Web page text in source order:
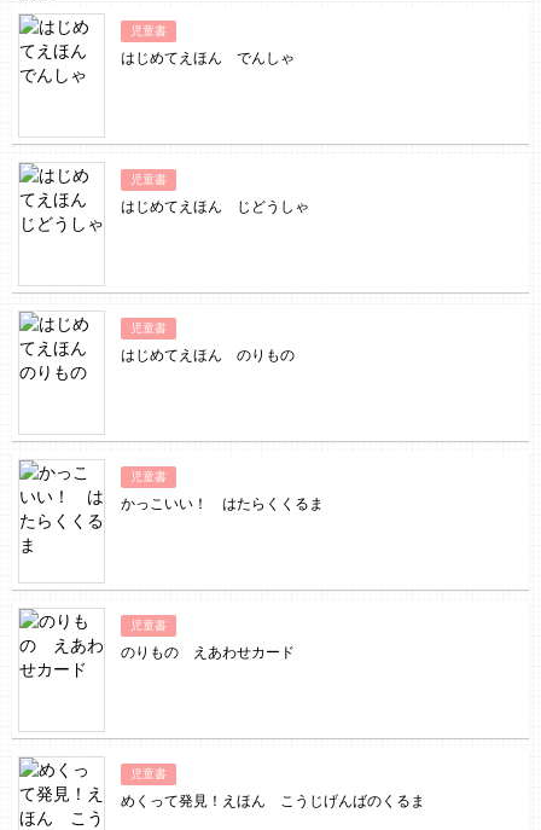
児童書
はじめてえほん でんしゃ
児童書
はじめてえほん じどうしゃ
児童書
はじめてえほん のりもの
児童書
かっこいい！ はたらくくるま
児童書
のりもの えあわせカード
児童書
めくって発見！えほん こうじげんばのくるま